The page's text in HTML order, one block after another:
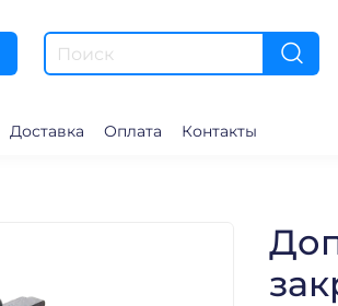
Доставка Оплата Контакты